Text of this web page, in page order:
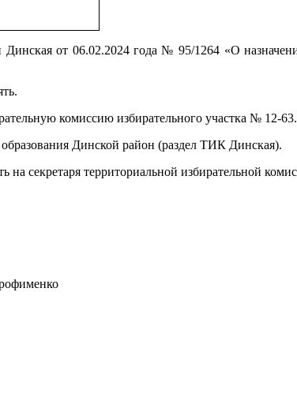
от 06.02.2024 года № 95/1264 «О
комиссию избирательного участка № 12-63.
Динской район (раздел ТИК Динская).
секретаря территориальной избирательной